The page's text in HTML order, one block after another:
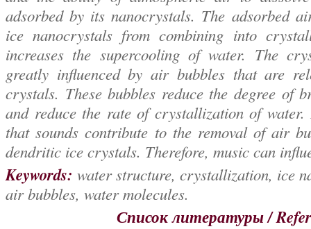
adsorbed by its nanocrystals. The adsorbed
ice nanocrystals from combining into
increases the supercooling of water. The
greatly influenced by air bubbles that are
crystals. These bubbles reduce the degree of
and reduce the rate of crystallization of water.
that sounds contribute to the removal of air
dendritic ice crystals. Therefore, music can
Keywords: water structure, crystallization, ice
air bubbles, water molecules.
Список литературы /